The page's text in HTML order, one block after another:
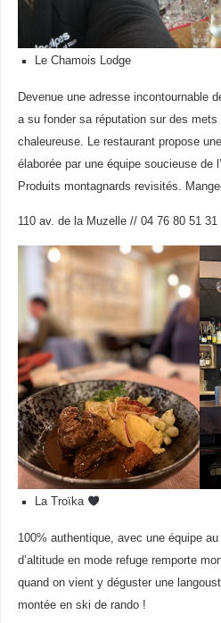
Le Chamois Lodge
Devenue une adresse incontournable
a su fonder sa réputation sur des
chaleureuse. Le restaurant propose
élaborée par une équipe soucieuse de
Produits montagnards revisités.
110 av. de la Muzelle // 04 76 80 51 31
La Troïka
100% authentique, avec une équipe
d’altitude en mode refuge remporte
quand on vient y déguster une
montée en ski de rando !